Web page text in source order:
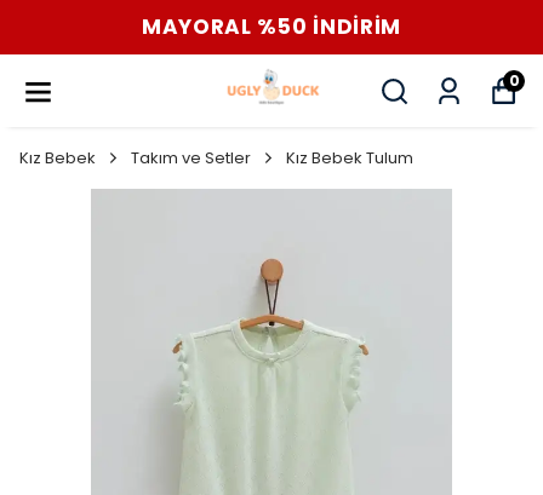
MAYORAL %50 İNDİRİM
0
Kız Bebek Takım ve Setler Kız Bebek Tulum